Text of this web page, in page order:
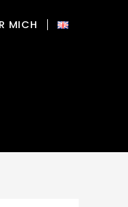
MICH